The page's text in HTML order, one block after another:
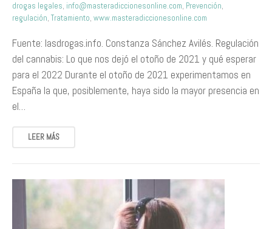
drogas legales, info@masteradiccionesonline.com, Prevención,
regulación, Tratamiento, www.masteradiccionesonline.com
Fuente: lasdrogas.info. Constanza Sánchez Avilés. Regulación
del cannabis: Lo que nos dejó el otoño de 2021 y qué esperar
para el 2022 Durante el otoño de 2021 experimentamos en
España la que, posiblemente, haya sido la mayor presencia en
el…
LEER MÁS